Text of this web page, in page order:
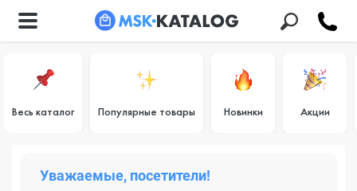
Весь каталог Популярные товары Новинки Акции
Уважаемые, посетители!